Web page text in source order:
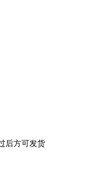
后方可发货